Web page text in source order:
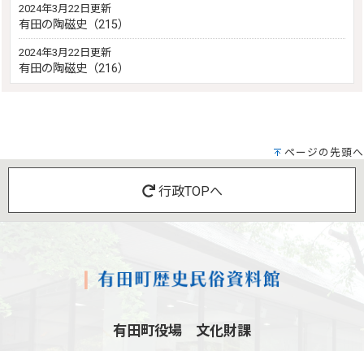
2024年3月22日更新
有田の陶磁史（215）
2024年3月22日更新
有田の陶磁史（216）
ページの先頭へ
行政TOPへ
有田町役場 文化財課